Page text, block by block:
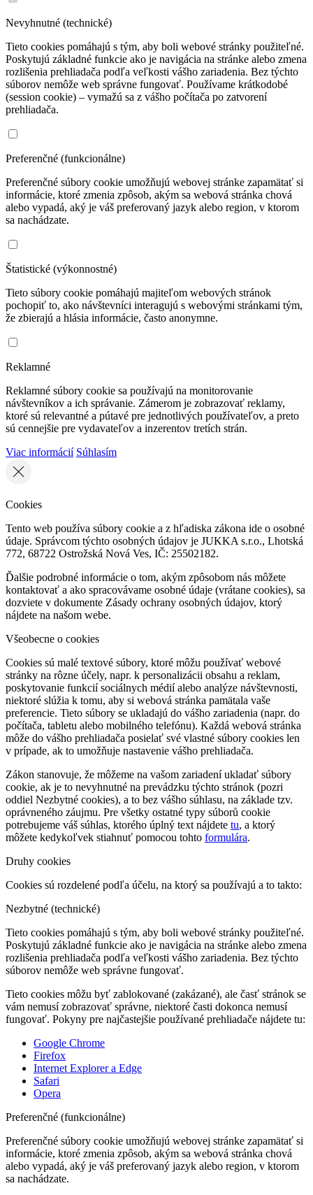
Nevyhnutné (technické)
Tieto cookies pomáhajú s tým, aby boli webové stránky použiteľné.
Poskytujú základné funkcie ako je navigácia na stránke alebo zmena
rozlišenia prehliadača podľa veľkosti vášho zariadenia. Bez týchto
súborov nemôže web správne fungovať. Používame krátkodobé
(session cookie) – vymažú sa z vášho počítača po zatvorení
prehliadača.
Preferenčné (funkcionálne)
Preferenčné súbory cookie umožňujú webovej stránke zapamätať si
informácie, ktoré zmenia zpôsob, akým sa webová stránka chová
alebo vypadá, aký je váš preferovaný jazyk alebo region, v ktorom
sa nachádzate.
Štatistické (výkonnostné)
Tieto súbory cookie pomáhajú majiteľom webových stránok
pochopiť to, ako návštevníci interagujú s webovými stránkami tým,
že zbierajú a hlásia informácie, často anonymne.
Reklamné
Reklamné súbory cookie sa používajú na monitorovanie
návštevníkov a ich správanie. Zámerom je zobrazovať reklamy,
ktoré sú relevantné a pútavé pre jednotlivých používateľov, a preto
sú cennejšie pre vydavateľov a inzerentov tretích strán.
Viac informácií Súhlasím
Cookies
Tento web používa súbory cookie a z hľadiska zákona ide o osobné
údaje. Správcom týchto osobných údajov je JUKKA s.r.o., Lhotská
772, 68722 Ostrožská Nová Ves, IČ: 25502182.
Ďalšie podrobné informácie o tom, akým zpôsobom nás môžete
kontaktovať a ako spracovávame osobné údaje (vrátane cookies), sa
dozviete v dokumente Zásady ochrany osobných údajov, ktorý
nájdete na našom webe.
Všeobecne o cookies
Cookies sú malé textové súbory, ktoré môžu používať webové
stránky na rôzne účely, napr. k personalizácii obsahu a reklam,
poskytovanie funkcií sociálnych médií alebo analýze návštevnosti,
niektoré slúžia k tomu, aby si webová stránka pamätala vaše
preferencie. Tieto súbory se ukladajú do vášho zariadenia (napr. do
počítača, tabletu alebo mobilného telefónu). Každá webová stránka
môže do vášho prehliadača posielať své vlastné súbory cookies len
v prípade, ak to umožňuje nastavenie vášho prehliadača.
Zákon stanovuje, že môžeme na vašom zariadení ukladať súbory
cookie, ak je to nevyhnutné na prevádzku týchto stránok (pozri
oddiel Nezbytné cookies), a to bez vášho súhlasu, na základe tzv.
oprávneného záujmu. Pre všetky ostatné typy súborů cookie
potrebujeme váš súhlas, ktorého úplný text nájdete tu, a ktorý
môžete kedykoľvek stiahnuť pomocou tohto formulára.
Druhy cookies
Cookies sú rozdelené podľa účelu, na ktorý sa používajú a to takto:
Nezbytné (technické)
Tieto cookies pomáhajú s tým, aby boli webové stránky použiteľné.
Poskytujú základné funkcie ako je navigácia na stránke alebo zmena
rozlišenia prehliadača podľa veľkosti vášho zariadenia. Bez týchto
súborov nemôže web správne fungovať.
Tieto cookies môžu byť zablokované (zakázané), ale časť stránok se
vám nemusí zobrazovať správne, niektoré časti dokonca nemusí
fungovať. Pokyny pre najčastejšie používané prehliadače nájdete tu:
Google Chrome
Firefox
Internet Explorer a Edge
Safari
Opera
Preferenčné (funkcionálne)
Preferenčné súbory cookie umožňujú webovej stránke zapamätať si
informácie, ktoré zmenia zpôsob, akým sa webová stránka chová
alebo vypadá, aký je váš preferovaný jazyk alebo region, v ktorom
sa nachádzate.